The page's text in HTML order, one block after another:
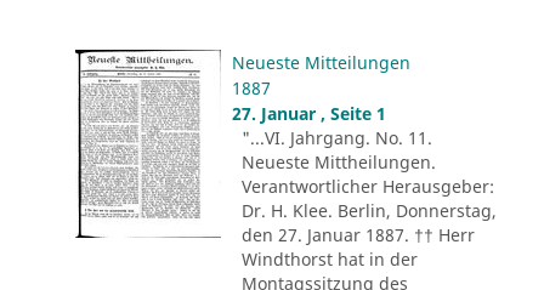
Neueste Mitteilungen
1887
27. Januar , Seite 1
"...VI. Jahrgang. No. 11.
Neueste Mittheilungen.
Verantwortlicher Herausgeber:
Dr. H. Klee. Berlin, Donnerstag,
den 27. Januar 1887. †† Herr
Windthorst hat in der
Montagssitzung des